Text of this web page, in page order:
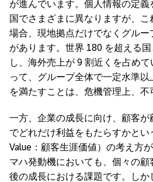
が進んでいます。個人情報の定
国でさまざまに異なりますが、
場合、現地拠点だけでなくグル
があります。世界 180 を超える
し、海外売上が 9 割近くを占め
って、グループ全体で一定水準
を満たすことは、危機管理上、不
一方、企業の成長に向け、顧客が
でどれだけ利益をもたらすかとい
Value：顧客生涯価値）の考え方
マハ発動機においても、個々の
後の成長における課題です。しか